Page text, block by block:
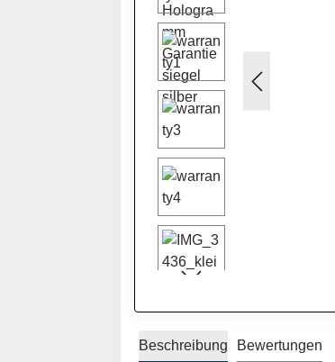
Beschreibung Bewertungen